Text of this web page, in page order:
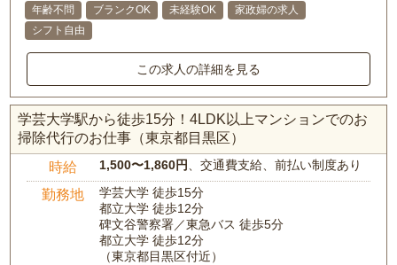
年齢不問
ブランクOK 未経験OK
家政婦の求人
シフト自由
この求人の詳細を見る
学芸大学駅から徒歩15分！4LDK以上マンションでのお
掃除代行のお仕事（東京都目黒区）
時給 1,500〜1,860円、交通費支給、前払い制度あり
勤務地
学芸大学 徒歩15分
都立大学 徒歩12分
碑文谷警察署／東急バス 徒歩5分
都立大学 徒歩12分
（東京都目黒区付近）